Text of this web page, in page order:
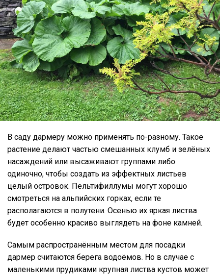
В саду дармеру можно применять по-разному. Такое
растение делают частью смешанных клумб и зелёных
насаждений или высаживают группами либо
одиночно, чтобы создать из эффектных листьев
целый островок. Пельтифиллумы могут хорошо
смотреться на альпийских горках, если те
располагаются в полутени. Осенью их яркая листва
будет особенно красиво выглядеть на фоне камней.
Самым распространённым местом для посадки
дармер считаются берега водоёмов. Но в случае с
маленькими прудиками крупная листва кустов может